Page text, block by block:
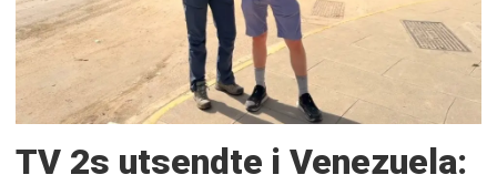
TV 2s utsendte i Venezuela: